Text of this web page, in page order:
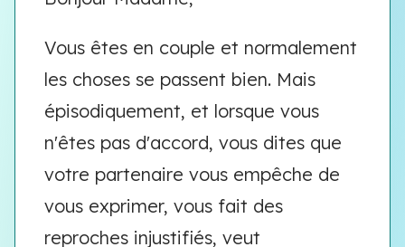
Vous êtes en couple et normalement
les choses se passent bien. Mais
épisodiquement, et lorsque vous
n'êtes pas d'accord, vous dites que
votre partenaire vous empêche de
vous exprimer, vous fait des
reproches injustifiés, veut